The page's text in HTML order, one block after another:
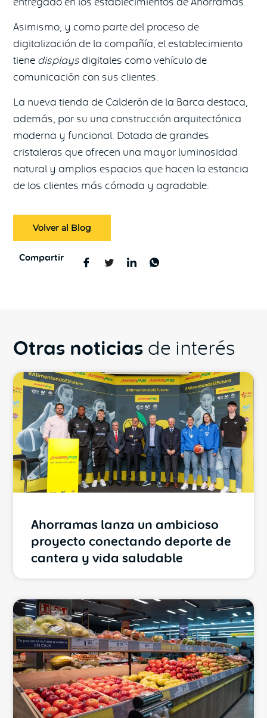
Asimismo, y como parte del proceso de
digitalización de la compañía, el establecimiento
tiene displaysdigitales como vehículo de
comunicación con sus clientes.
La nueva tienda de Calderón de la Barca destaca,
además, por su una construcción arquitectónica
moderna y funcional. Dotada de grandes
cristaleras que ofrecen una mayor luminosidad
natural y amplios espacios que hacen la estancia
de los clientes más cómoda y agradable.
Volver al Blog
Compartir
Otras noticias de interés
Ahorramas lanza un ambicioso
proyecto conectando deporte de
cantera y vida saludable